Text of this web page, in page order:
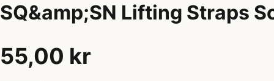
SQ&amp;SN Lifting Straps
55,00 kr